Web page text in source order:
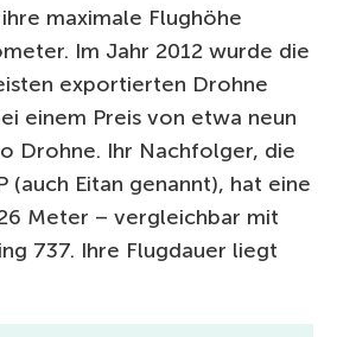
maximale Flughöhe
Im Jahr 2012 wurde die
exportierten Drohne
einem Preis von etwa neun
Drohne. Ihr Nachfolger, die
(auch Eitan genannt), hat eine
Meter – vergleichbar mit
737. Ihre Flugdauer liegt